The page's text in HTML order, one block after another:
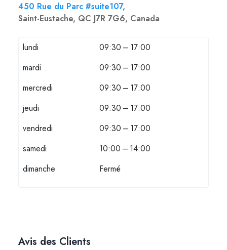
450 Rue du Parc #suite107,
Saint-Eustache, QC J7R 7G6, Canada
lundi
09:30 – 17:00
mardi
09:30 – 17:00
mercredi
09:30 – 17:00
jeudi
09:30 – 17:00
vendredi
09:30 – 17:00
samedi
10:00 – 14:00
dimanche
Fermé
Avis des Clients